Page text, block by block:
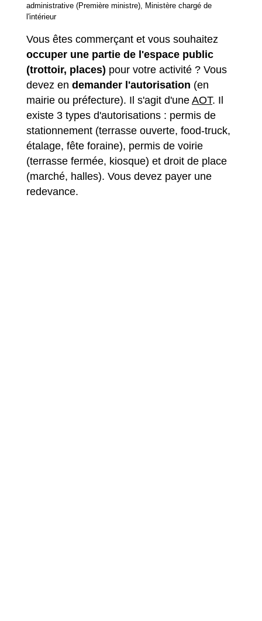
administrative (Première ministre), Ministère chargé de
l'intérieur
Vous êtes commerçant et vous souhaitez
occuper une partie de l'espace public
(trottoir, places) pour votre activité ? Vous
devez en demander l'autorisation (en
mairie ou préfecture). Il s'agit d'une AOT. Il
existe 3 types d'autorisations : permis de
stationnement (terrasse ouverte, food-truck,
étalage, fête foraine), permis de voirie
(terrasse fermée, kiosque) et droit de place
(marché, halles). Vous devez payer une
redevance.